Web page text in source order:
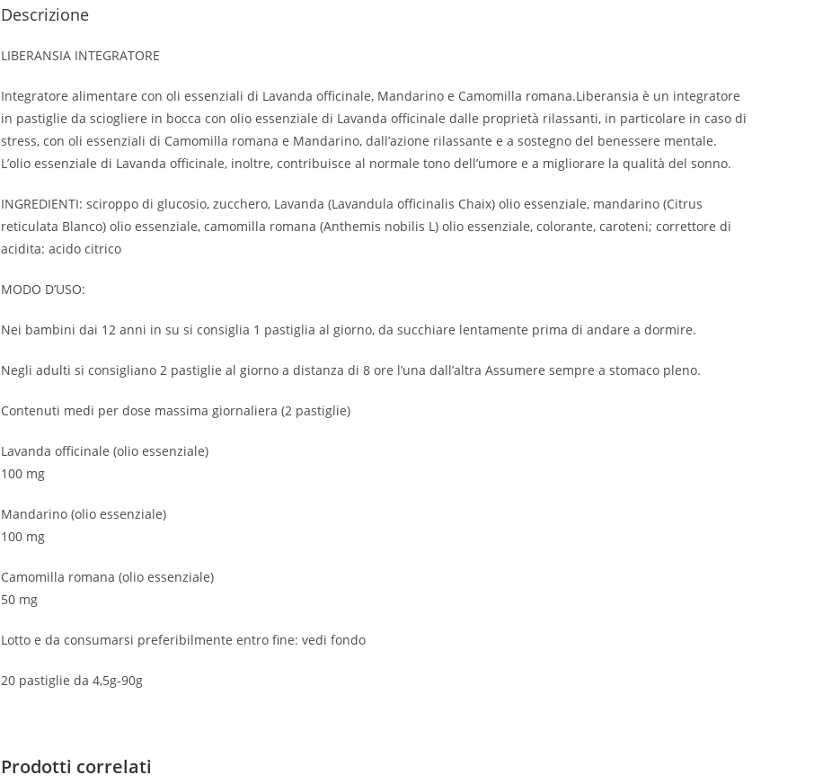
Descrizione
LIBERANSIA INTEGRATORE
Integratore alimentare con oli essenziali di Lavanda officinale, Mandarino e Camomilla romana.Liberansia è un integratore
in pastiglie da sciogliere in bocca con olio essenziale di Lavanda officinale dalle proprietà rilassanti, in particolare in caso di
stress, con oli essenziali di Camomilla romana e Mandarino, dall’azione rilassante e a sostegno del benessere mentale.
L’olio essenziale di Lavanda officinale, inoltre, contribuisce al normale tono dell’umore e a migliorare la qualità del sonno.
INGREDIENTI: sciroppo di glucosio, zucchero, Lavanda (Lavandula officinalis Chaix) olio essenziale, mandarino (Citrus
reticulata Blanco) olio essenziale, camomilla romana (Anthemis nobilis L) olio essenziale, colorante, caroteni; correttore di
acidita: acido citrico
MODO D’USO:
Nei bambini dai 12 anni in su si consiglia 1 pastiglia al giorno, da succhiare lentamente prima di andare a dormire.
Negli adulti si consigliano 2 pastiglie al giorno a distanza di 8 ore l’una dall’altra Assumere sempre a stomaco pleno.
Contenuti medi per dose massima giornaliera (2 pastiglie)
Lavanda officinale (olio essenziale)
100 mg
Mandarino (olio essenziale)
100 mg
Camomilla romana (olio essenziale)
50 mg
Lotto e da consumarsi preferibilmente entro fine: vedi fondo
20 pastiglie da 4,5g-90g
Prodotti correlati